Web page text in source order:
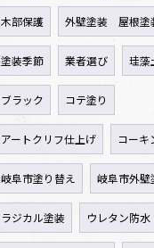
木部保護 外壁塗装 屋根塗
塗装季節 業者選び 珪藻
ブラック コテ塗り
アートクリフ仕上げ コーキ
岐阜市塗り替え 岐阜市外壁
ラジカル塗装 ウレタン防水